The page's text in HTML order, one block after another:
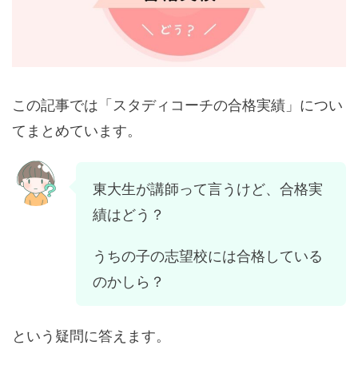
この記事では「スタディコーチの合格実績」につい
てまとめています。
東大生が講師って言うけど、合格実
績はどう？
うちの子の志望校には合格している
のかしら？
という疑問に答えます。